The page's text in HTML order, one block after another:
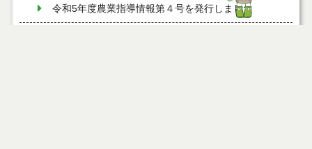
令和5年度農業指導情報第４号を発行しました